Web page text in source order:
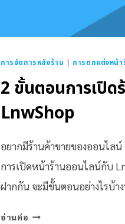
การจัดการหลังร้าน | การตกแต่งหน้า
2 ขั้นตอนการเปิด
LnwShop
อยากมีร้านค้าขายของออนไล
การเปิดหน้าร้านออนไลน์กับ
ฝากกัน จะมีขั้นตอนอย่างไรบ้า
อ่านต่อ